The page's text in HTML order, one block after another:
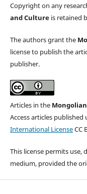
Copyright on any
and Cultureis retained
The authors grant the
license to publish the
publisher.
Articles in the
Access articles published
International LicenseCC
This license permits
medium, provided the